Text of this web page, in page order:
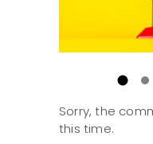
Sorry, the
this time.